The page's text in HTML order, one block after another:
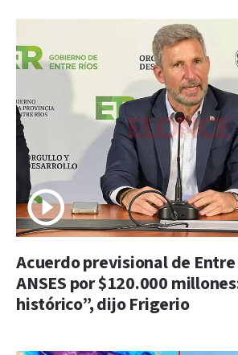
Acuerdo previsional de Entre
ANSES por $120.000
histórico”, dijo Frigerio